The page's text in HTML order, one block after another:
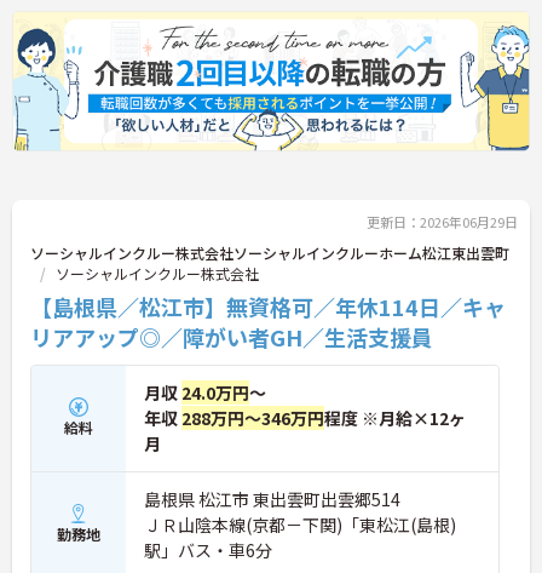
更新日：2026年06月29日
ソーシャルインクルー株式会社ソーシャルインクルーホーム松江東出雲町
ソーシャルインクルー株式会社
【島根県／松江市】無資格可／年休114日／キャ
リアアップ◎／障がい者GH／生活支援員
給料
月収 24.0万円～
年収 288万円～346万円程度 ※月給×12ヶ
月
勤務地
島根県 松江市 東出雲町出雲郷514
ＪＲ山陰本線(京都－下関)「東松江(島根)
駅」バス・車6分